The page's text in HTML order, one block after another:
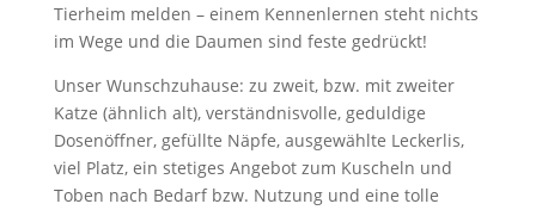
Tierheim melden – einem Kennenlernen steht nichts
im Wege und die Daumen sind feste gedrückt!
Unser Wunschzuhause: zu zweit, bzw. mit zweiter
Katze (ähnlich alt), verständnisvolle, geduldige
Dosenöffner, gefüllte Näpfe, ausgewählte Leckerlis,
viel Platz, ein stetiges Angebot zum Kuscheln und
Toben nach Bedarf bzw. Nutzung und eine tolle